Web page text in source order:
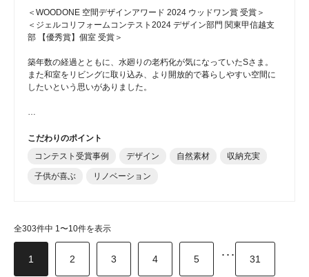
＜WOODONE 空間デザインアワード 2024 ウッドワン賞 受賞＞
＜ジェルコリフォームコンテスト2024 デザイン部門 関東甲信越支
部 【優秀賞】個室 受賞＞
築年数の経過とともに、水廻りの老朽化が気になっていたSさま。
また和室をリビングに取り込み、より開放的で暮らしやすい空間に
したいという思いがありました。
…
こだわりのポイント
コンテスト受賞事例
デザイン 自然素材 収納充実
子供が喜ぶ リノベーション
全303件中 1〜10件を表示
1 2 3 4 5 ･･･ 31